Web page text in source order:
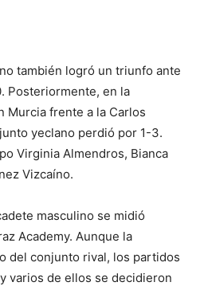
también logró un triunfo ante
Posteriormente, en la
Murcia frente a la Carlos
yeclano perdió por 1-3.
Virginia Almendros, Bianca
Vizcaíno.
masculino se midió
Academy. Aunque la
del conjunto rival, los partidos
varios de ellos se decidieron